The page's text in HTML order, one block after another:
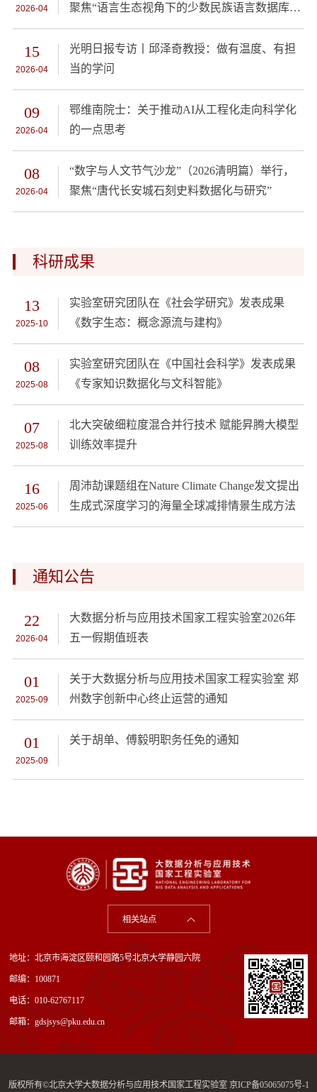
2026-04
聚焦“语言生态视角下的少数民族语言数据库建
设”
15
2026-04
光明日报专访丨邱泽奇教授：做有温度、有担
当的学问
09
2026-04
鄂维南院士：关于推动AI从工程化走向科学化
的一点思考
08
2026-04
“数字与人文节气沙龙”（2026清明篇）举行，
聚焦“唐代长安城石刻史料数据化与研究”
科研成果
13
2025-10
实验室研究团队在《社会学研究》发表成果
《数字生态：概念源流与建构》
08
2025-08
实验室研究团队在《中国社会科学》发表成果
《专家知识数据化与文科智能》
07
2025-08
北大突破细粒度混合并行技术 赋能昇腾大模型
训练效率提升
16
2025-06
周沛劼课题组在Nature Climate Change发文提出
生成式深度学习的海量全球减排情景生成方法
通知公告
22
2026-04
大数据分析与应用技术国家工程实验室2026年
五一假期值班表
01
2025-09
关于大数据分析与应用技术国家工程实验室 郑
州数字创新中心终止运营的通知
01
2025-09
关于胡单、傅毅明职务任免的通知
相关站点
地址：北京市海淀区颐和园路5号北京大学静园六院
邮编：100871
电话：010-62767117
邮箱：gdsjsys@pku.edu.cn
版权所有©北京大学大数据分析与应用技术国家工程实验室 京ICP备05065075号-1